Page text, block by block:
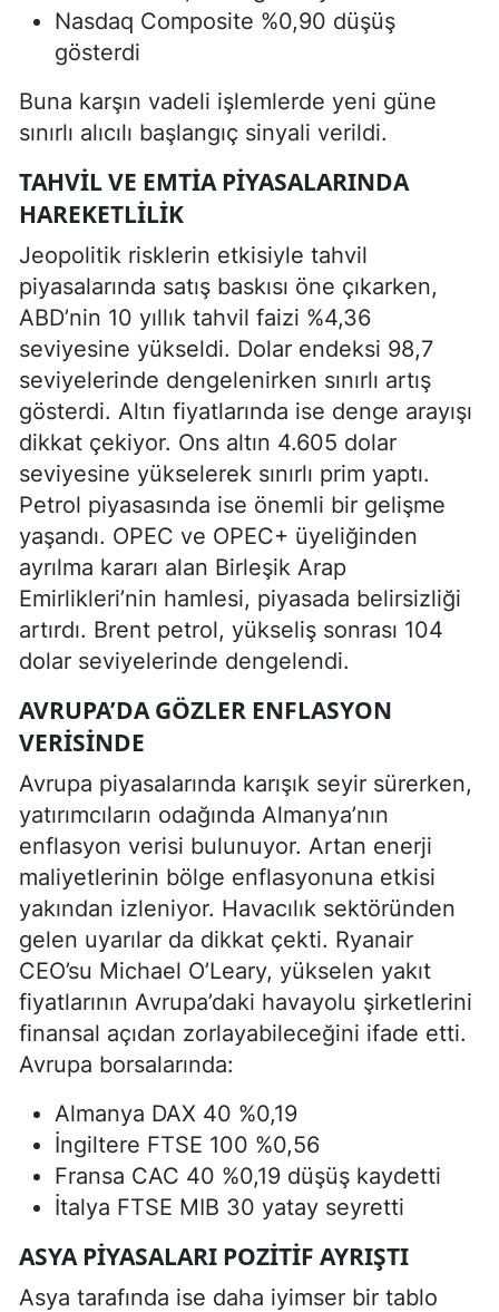
Nasdaq Composite %0,90 düşüş
gösterdi
Buna karşın vadeli işlemlerde yeni güne
sınırlı alıcılı başlangıç sinyali verildi.
TAHVIL VE EMTIA PIYASALARINDA
HAREKETLILIK
Jeopolitik risklerin etkisiyle tahvil
piyasalarında satış baskısı öne çıkarken,
ABD’nin 10 yıllık tahvil faizi %4,36
seviyesine yükseldi. Dolar endeksi 98,7
seviyelerinde dengelenirken sınırlı artış
gösterdi. Altın fiyatlarında ise denge arayışı
dikkat çekiyor. Ons altın 4.605 dolar
seviyesine yükselerek sınırlı prim yaptı.
Petrol piyasasında ise önemli bir gelişme
yaşandı. OPEC ve OPEC+ üyeliğinden
ayrılma kararı alan Birleşik Arap
Emirlikleri’nin hamlesi, piyasada belirsizliği
artırdı. Brent petrol, yükseliş sonrası 104
dolar seviyelerinde dengelendi.
AVRUPA’DA GÖZLER ENFLASYON
VERISINDE
Avrupa piyasalarında karışık seyir sürerken,
yatırımcıların odağında Almanya’nın
enflasyon verisi bulunuyor. Artan enerji
maliyetlerinin bölge enflasyonuna etkisi
yakından izleniyor. Havacılık sektöründen
gelen uyarılar da dikkat çekti. Ryanair
CEO’su Michael O’Leary, yükselen yakıt
fiyatlarının Avrupa’daki havayolu şirketlerini
finansal açıdan zorlayabileceğini ifade etti.
Avrupa borsalarında:
Almanya DAX 40 %0,19
İngiltere FTSE 100 %0,56
Fransa CAC 40 %0,19 düşüş kaydetti
İtalya FTSE MIB 30 yatay seyretti
ASYA PIYASALARI POZITIF AYRIŞTI
Asya tarafında ise daha iyimser bir tablo